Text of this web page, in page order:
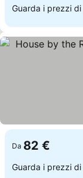
Guarda i prezzi di
Da 82 €
Guarda i prezzi di